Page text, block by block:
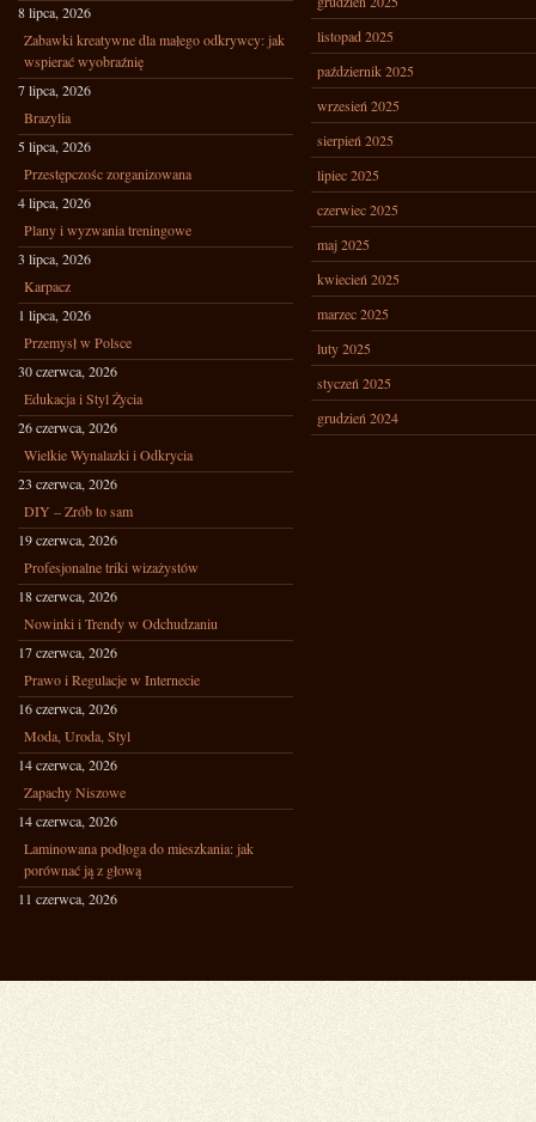
8 lipca, 2026
Zabawki kreatywne dla małego odkrywcy: jak
wspierać wyobraźnię
7 lipca, 2026
Brazylia
5 lipca, 2026
Przestępczośc zorganizowana
4 lipca, 2026
Plany i wyzwania treningowe
3 lipca, 2026
Karpacz
1 lipca, 2026
Przemysł w Polsce
30 czerwca, 2026
Edukacja i Styl Życia
26 czerwca, 2026
Wielkie Wynalazki i Odkrycia
23 czerwca, 2026
DIY – Zrób to sam
19 czerwca, 2026
Profesjonalne triki wizażystów
18 czerwca, 2026
Nowinki i Trendy w Odchudzaniu
17 czerwca, 2026
Prawo i Regulacje w Internecie
16 czerwca, 2026
Moda, Uroda, Styl
14 czerwca, 2026
Zapachy Niszowe
14 czerwca, 2026
Laminowana podłoga do mieszkania: jak
porównać ją z głową
11 czerwca, 2026
listopad 2025
październik 2025
wrzesień 2025
sierpień 2025
lipiec 2025
czerwiec 2025
maj 2025
kwiecień 2025
marzec 2025
luty 2025
styczeń 2025
grudzień 2024